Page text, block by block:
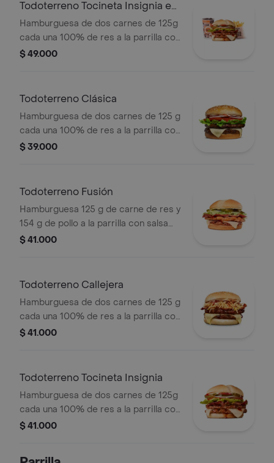
Todoterreno Tocineta Insignia en
combo
Hamburguesa de dos carnes de 125g
cada una 100% de res a la parrilla con
salsa BBQ, tocineta, queso
tomate y mostaza en pan papa +
$ 49.000
Todoterreno Clásica
Hamburguesa de dos carnes de 125 g
cada una 100% de res a la parrilla con
salsa bbq, queso mozzarella, lechuga,
$ 39.000
Todoterreno Fusión
Hamburguesa 125 g de carne de res y
154 g de pollo a la parrilla con salsa
BBQ, tocineta, queso mozzarella,
$ 41.000
Todoterreno Callejera
Hamburguesa de dos carnes de 125 g
cada una 100% de res a la parrilla con
salsa bbq, tocineta, queso mozzarella,
$ 41.000
Todoterreno Tocineta Insignia
Hamburguesa de dos carnes de 125g
cada una 100% de res a la parrilla con
salsa BBQ, tocineta, queso
$ 41.000